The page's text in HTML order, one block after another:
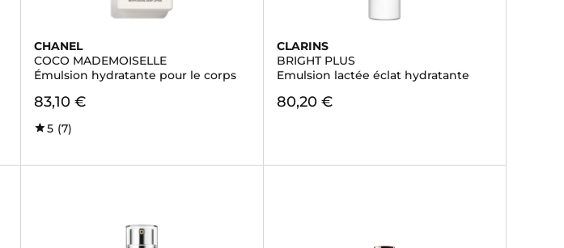
CHANEL
COCO MADEMOISELLE
Émulsion hydratante pour le corps
83,10 €
5 (7)
CLARINS
BRIGHT PLUS
Emulsion lactée éclat hydratante
80,20 €